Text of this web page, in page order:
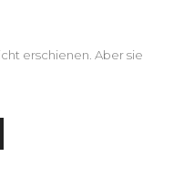
erschienen. Aber sie